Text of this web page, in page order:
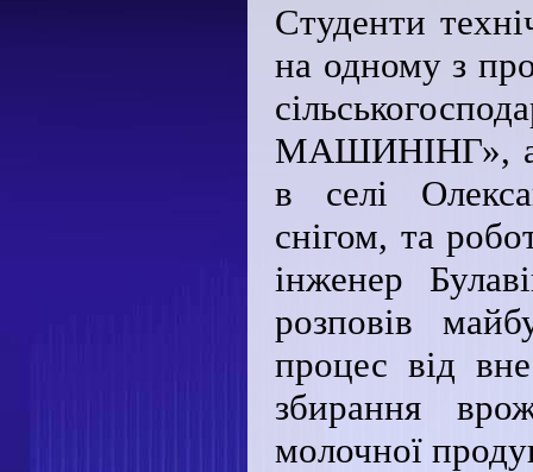
Студенти
на одному з
МАШИНІНГ», а
в селі
снігом, та
інженер
розповів
процес від
збирання
молочної